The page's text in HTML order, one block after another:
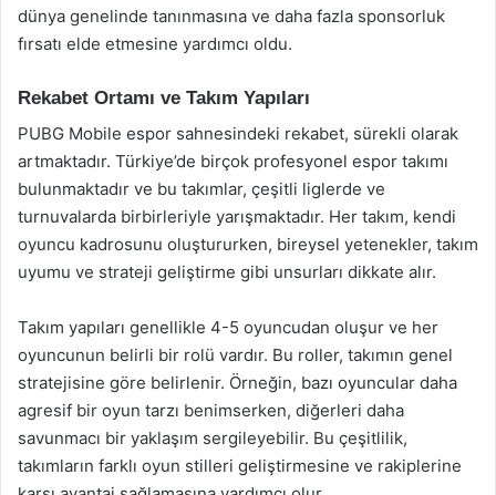
dünya genelinde tanınmasına ve daha fazla sponsorluk
fırsatı elde etmesine yardımcı oldu.
Rekabet Ortamı ve Takım Yapıları
PUBG Mobile espor sahnesindeki rekabet, sürekli olarak
artmaktadır. Türkiye’de birçok profesyonel espor takımı
bulunmaktadır ve bu takımlar, çeşitli liglerde ve
turnuvalarda birbirleriyle yarışmaktadır. Her takım, kendi
oyuncu kadrosunu oluştururken, bireysel yetenekler, takım
uyumu ve strateji geliştirme gibi unsurları dikkate alır.
Takım yapıları genellikle 4-5 oyuncudan oluşur ve her
oyuncunun belirli bir rolü vardır. Bu roller, takımın genel
stratejisine göre belirlenir. Örneğin, bazı oyuncular daha
agresif bir oyun tarzı benimserken, diğerleri daha
savunmacı bir yaklaşım sergileyebilir. Bu çeşitlilik,
takımların farklı oyun stilleri geliştirmesine ve rakiplerine